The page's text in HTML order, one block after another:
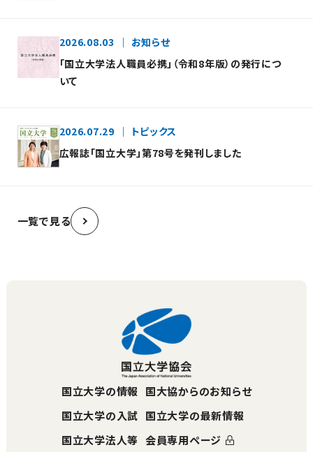
2026.08.03
お知らせ
「国立大学法人職員必携」（令和8年版）の発行につ
いて
2026.07.29
トピックス
広報誌「国立大学」第78号を発刊しました
一覧で見る
国立大学の情報
国立大学の入試
国立大学法人等
国大協からのお知らせ
国立大学の最新情報
会員専用ページ